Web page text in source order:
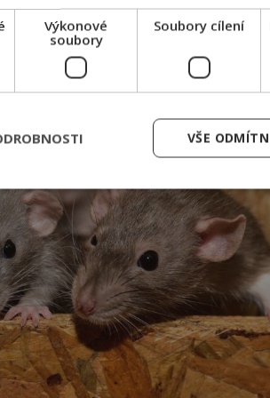
Provozní právě zkracuje vlasy
Výkonové
soubory
Soubory cílení
VŠE